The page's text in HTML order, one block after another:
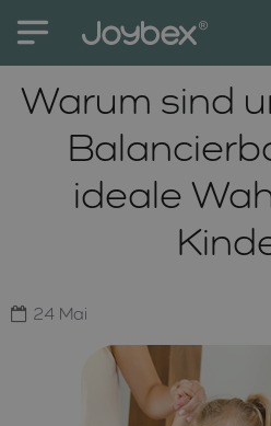
Warum sind
ideale
24 Mai